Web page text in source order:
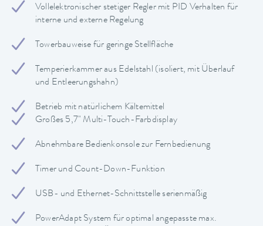
Vollelektronischer stetiger Regler mit PID Verhalten für
interne und externe Regelung
Towerbauweise für geringe Stellfläche
Temperierkammer aus Edelstahl (isoliert, mit Überlauf
und Entleerungshahn)
Betrieb mit natürlichem Kältemittel
Großes 5,7" Multi-Touch-Farbdisplay
Abnehmbare Bedienkonsole zur Fernbedienung
Timer und Count-Down-Funktion
USB- und Ethernet-Schnittstelle serienmäßig
PowerAdapt System für optimal angepasste max.